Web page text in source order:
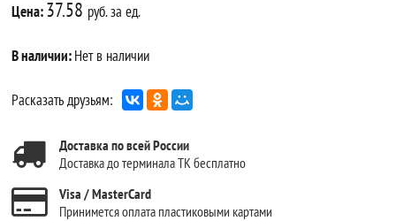
Цена:37.58 руб. за ед.
В наличии:Нет в наличии
Расказать друзьям:
Доставка по всей России
Доставка до терминала ТК бесплатно
Visa / MasterCard
Принимется оплата пластиковыми картами